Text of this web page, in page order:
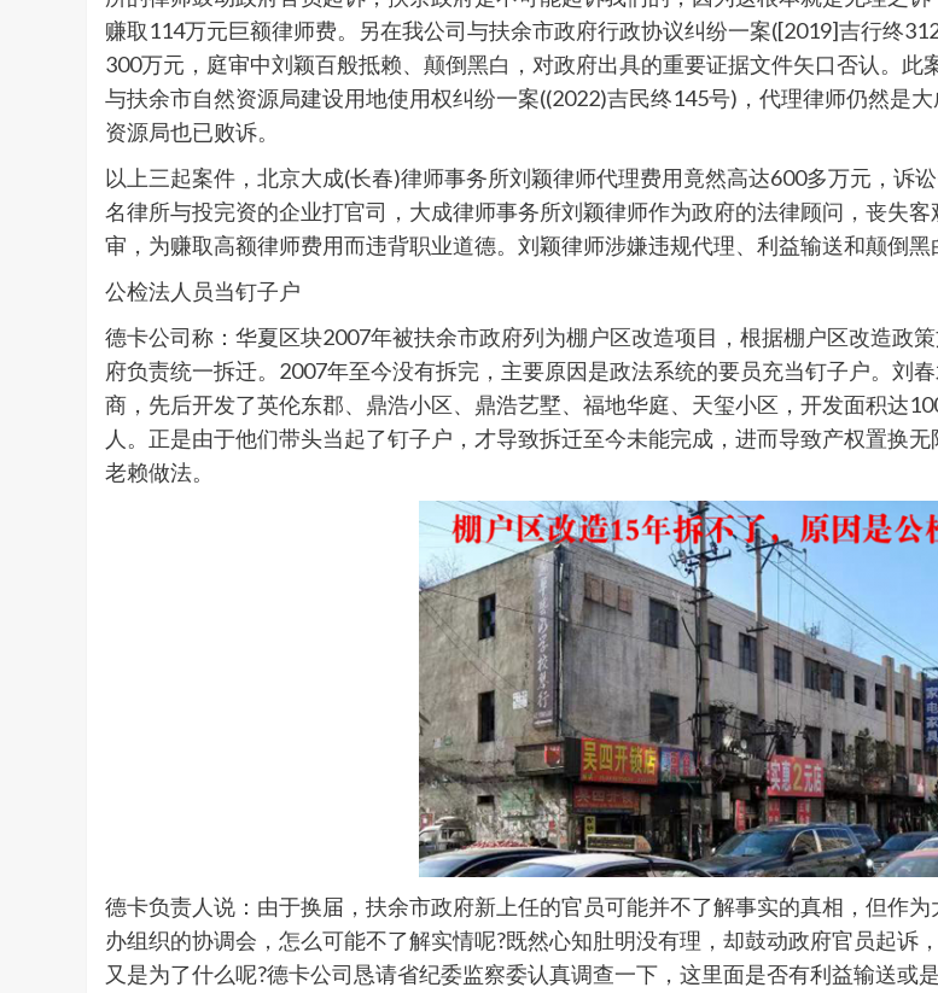
赚取114万元巨额律师费。另在我公司与扶余市政府行政协议纠纷一案([2019]吉行终
300万元，庭审中刘颖百般抵赖、颠倒黑白，对政府出具的重要证据文件矢口否认。
与扶余市自然资源局建设用地使用权纠纷一案((2022)吉民终145号)，代理律师仍然是
资源局也已败诉。
以上三起案件，北京大成(长春)律师事务所刘颖律师代理费用竟然高达600多万元，诉
名律所与投完资的企业打官司，大成律师事务所刘颖律师作为政府的法律顾问，丧失
审，为赚取高额律师费用而违背职业道德。刘颖律师涉嫌违规代理、利益输送和颠倒黑
公检法人员当钉子户
德卡公司称：华夏区块2007年被扶余市政府列为棚户区改造项目，根据棚户区改造政
府负责统一拆迁。2007年至今没有拆完，主要原因是政法系统的要员充当钉子户。刘
商，先后开发了英伦东郡、鼎浩小区、鼎浩艺墅、福地华庭、天玺小区，开发面积达
人。正是由于他们带头当起了钉子户，才导致拆迁至今未能完成，进而导致产权置换
老赖做法。
德卡负责人说：由于换届，扶余市政府新上任的官员可能并不了解事实的真相，但作
办组织的协调会，怎么可能不了解实情呢?既然心知肚明没有理，却鼓动政府官员起诉
又是为了什么呢?德卡公司恳请省纪委监察委认真调查一下，这里面是否有利益输送